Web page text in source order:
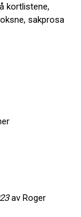
kortlistene,
sakprosa
av Roger